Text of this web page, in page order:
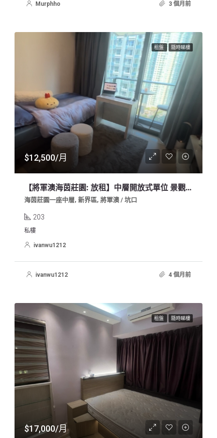
Murphho 3 個月前
租盤 隨時睇樓
$12,500/月
【將軍澳海茵莊園: 放租】中層開放式單位 景觀開揚 免佣業主盤
海茵莊園一座中層, 新界區, 將軍澳 / 坑口
203
私樓
ivanwu1212
ivanwu1212 4 個月前
租盤 隨時睇樓
$17,000/月